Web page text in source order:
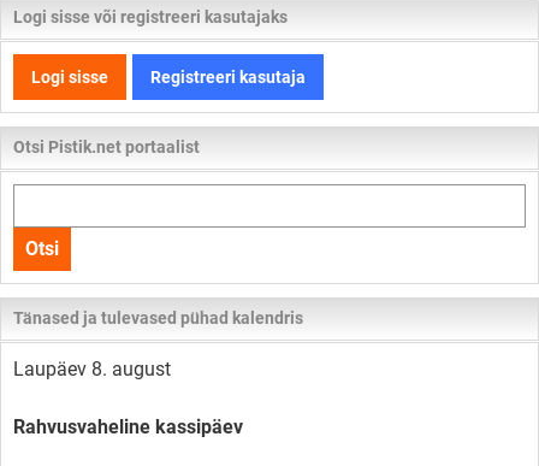
Logi sisse või registreeri kasutajaks
Logi sisse Registreeri kasutaja
Otsi Pistik.net portaalist
kogu
lehelt
Otsi
Tänased ja tulevased pühad kalendris
Laupäev 8. august
Rahvusvaheline kassipäev